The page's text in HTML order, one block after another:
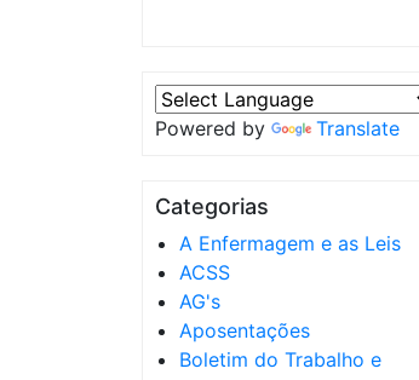
Powered by Translate
Categorias
A Enfermagem e as Leis
ACSS
AG's
Aposentações
Boletim do Trabalho e